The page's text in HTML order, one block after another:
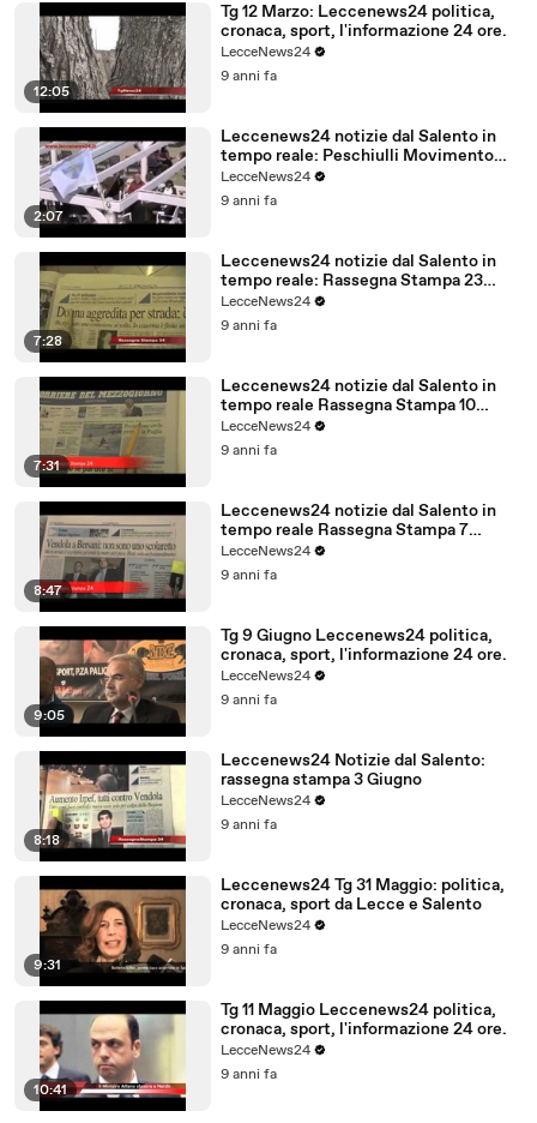
12:05
Tg 12 Marzo: Leccenews24 politica,
cronaca, sport, l'informazione 24 ore.
LecceNews24
9 anni fa
2:07
Leccenews24 notizie dal Salento in
tempo reale: Peschiulli Movimento
Regione Salento
LecceNews24
9 anni fa
7:28
Leccenews24 notizie dal Salento in
tempo reale: Rassegna Stampa 23
Febbraio
LecceNews24
9 anni fa
7:31
Leccenews24 notizie dal Salento in
tempo reale Rassegna Stampa 10
Giugno
LecceNews24
9 anni fa
8:47
Leccenews24 notizie dal Salento in
tempo reale Rassegna Stampa 7
Giugno
LecceNews24
9 anni fa
9:05
Tg 9 Giugno Leccenews24 politica,
cronaca, sport, l'informazione 24 ore.
LecceNews24
9 anni fa
8:18
Leccenews24 Notizie dal Salento:
rassegna stampa 3 Giugno
LecceNews24
9 anni fa
9:31
Leccenews24 Tg 31 Maggio: politica,
cronaca, sport da Lecce e Salento
LecceNews24
9 anni fa
10:41
Tg 11 Maggio Leccenews24 politica,
cronaca, sport, l'informazione 24 ore.
LecceNews24
9 anni fa